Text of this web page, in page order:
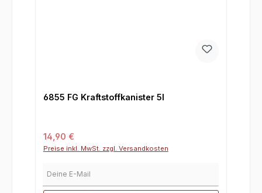
6855 FG Kraftstoffkanister 5l
Regulärer Preis:
14,90 €
Preise inkl. MwSt. zzgl. Versandkosten